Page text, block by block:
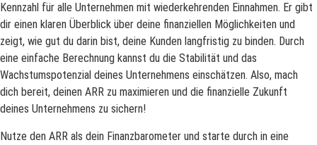
Kennzahl für alle Unternehmen mit wiederkehrenden Einnahmen. Er gibt
dir einen klaren Überblick über deine finanziellen Möglichkeiten und
zeigt, wie gut du darin bist, deine Kunden langfristig zu binden. Durch
eine einfache Berechnung kannst du die Stabilität und das
Wachstumspotenzial deines Unternehmens einschätzen. Also, mach
dich bereit, deinen ARR zu maximieren und die finanzielle Zukunft
deines Unternehmens zu sichern!
Nutze den ARR als dein Finanzbarometer und starte durch in eine